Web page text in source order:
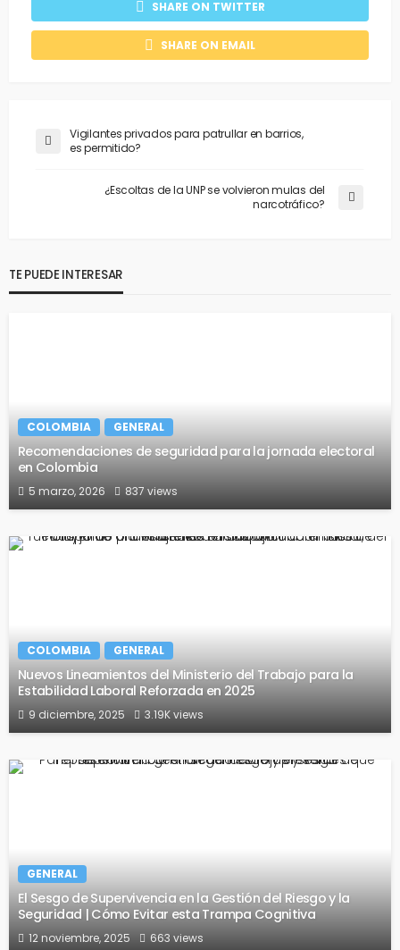
SHARE ON TWITTER
SHARE ON EMAIL
Vigilantes privados para patrullar en barrios,
es permitido?
¿Escoltas de la UNP se volvieron mulas del
narcotráfico?
TE PUEDE INTERESAR
COLOMBIA GENERAL
Recomendaciones de seguridad para la jornada electoral
en Colombia
5 marzo, 2026 837 views
COLOMBIA GENERAL
Nuevos Lineamientos del Ministerio del Trabajo para la
Estabilidad Laboral Reforzada en 2025
9 diciembre, 2025 3.19K views
GENERAL
El Sesgo de Supervivencia en la Gestión del Riesgo y la
Seguridad | Cómo Evitar esta Trampa Cognitiva
12 noviembre, 2025 663 views